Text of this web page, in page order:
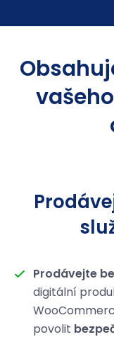
Prodávejte
digitální
povolit